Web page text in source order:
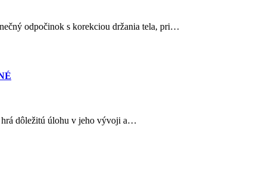
odpočinok s korekciou držania tela, pri…
hrá dôležitú úlohu v jeho vývoji a…